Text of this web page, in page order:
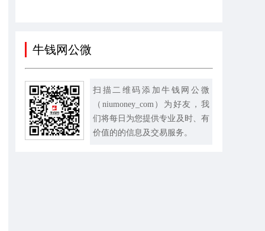
牛钱网公微
扫描二维码添加牛钱网公微
（niumoney_com）为好友，我
们将每日为您提供专业及时、有
价值的的信息及交易服务。